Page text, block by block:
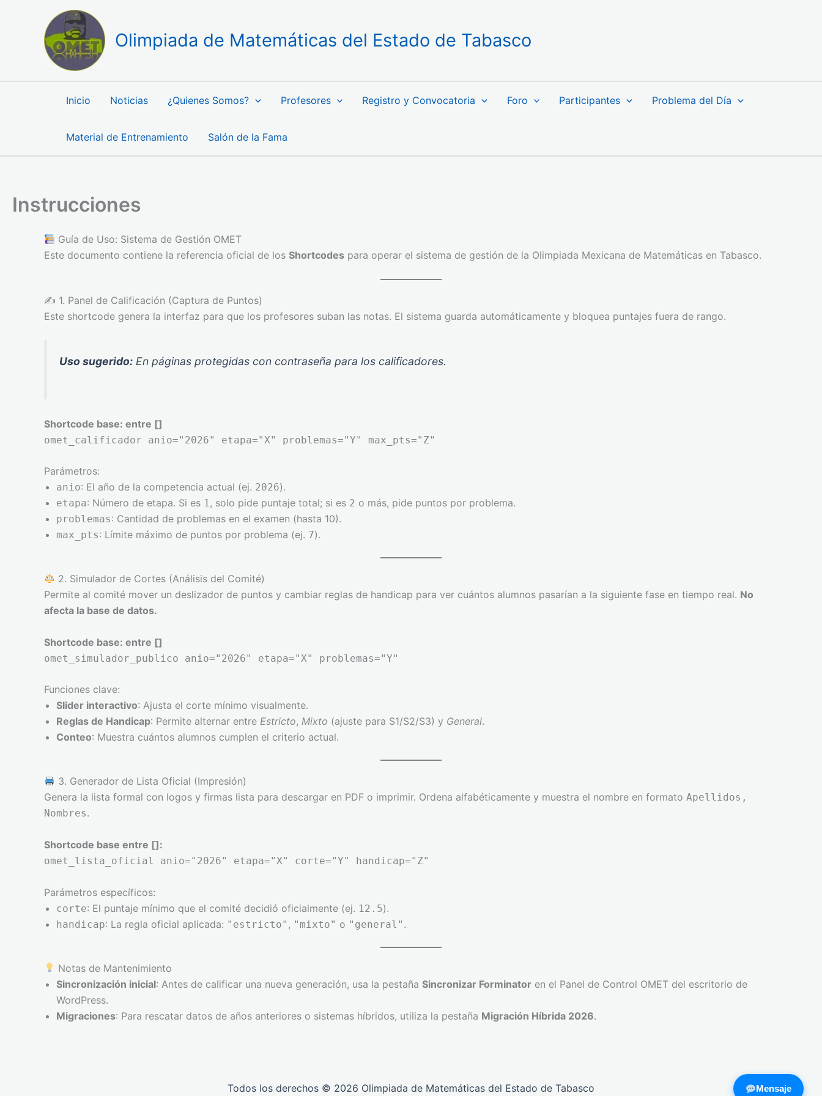
contenido
Olimpiada de Matemáticas del Estado de Tabasco
Inicio Noticias ¿Quienes Somos? Profesores Registro y Convocatoria Foro Participantes Problema del Día
Material de Entrenamiento Salón de la Fama
Instrucciones
Guía de Uso: Sistema de Gestión OMET
Este documento contiene la referencia oficial de los Shortcodes para operar el sistema de gestión de la Olimpiada Mexicana de Matemáticas en Tabasco.
✍️ 1. Panel de Calificación (Captura de Puntos)
Este shortcode genera la interfaz para que los profesores suban las notas. El sistema guarda automáticamente y bloquea puntajes fuera de rango.
Uso sugerido: En páginas protegidas con contraseña para los calificadores.
Shortcode base: entre []
omet_calificador anio="2026" etapa="X" problemas="Y" max_pts="Z"
Parámetros:
anio: El año de la competencia actual (ej. 2026).
etapa: Número de etapa. Si es 1, solo pide puntaje total; si es 2 o más, pide puntos por problema.
problemas: Cantidad de problemas en el examen (hasta 10).
max_pts: Límite máximo de puntos por problema (ej. 7).
2. Simulador de Cortes (Análisis del Comité)
Permite al comité mover un deslizador de puntos y cambiar reglas de handicap para ver cuántos alumnos pasarían a la siguiente fase en tiempo real. No
afecta la base de datos.
Shortcode base: entre []
omet_simulador_publico anio="2026" etapa="X" problemas="Y"
Funciones clave:
Slider interactivo: Ajusta el corte mínimo visualmente.
Reglas de Handicap: Permite alternar entre Estricto, Mixto (ajuste para S1/S2/S3) y General.
Conteo: Muestra cuántos alumnos cumplen el criterio actual.
3. Generador de Lista Oficial (Impresión)
Genera la lista formal con logos y firmas lista para descargar en PDF o imprimir. Ordena alfabéticamente y muestra el nombre en formato Apellidos,
Nombres.
Shortcode base entre []:
omet_lista_oficial anio="2026" etapa="X" corte="Y" handicap="Z"
Parámetros específicos:
corte: El puntaje mínimo que el comité decidió oficialmente (ej. 12.5).
handicap: La regla oficial aplicada: "estricto" , "mixto" o "general" .
Notas de Mantenimiento
Sincronización inicial: Antes de calificar una nueva generación, usa la pestaña Sincronizar Forminator en el Panel de Control OMET del escritorio de
WordPress.
Migraciones: Para rescatar datos de años anteriores o sistemas híbridos, utiliza la pestaña Migración Híbrida 2026.
Todos los derechos © 2026 Olimpiada de Matemáticas del Estado de Tabasco Mensaje